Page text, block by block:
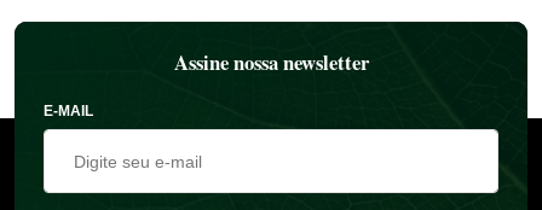
Assine nossa newsletter
E-MAIL